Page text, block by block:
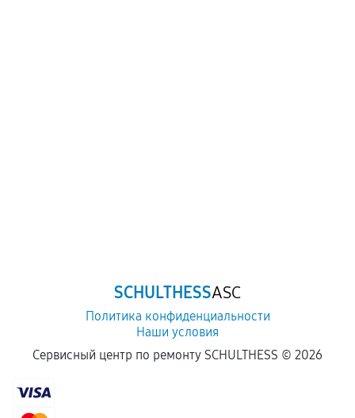
SCHULTHESSASC
Политика конфиденциальности
Наши условия
Сервисный центр по ремонту SCHULTHESS © 2026